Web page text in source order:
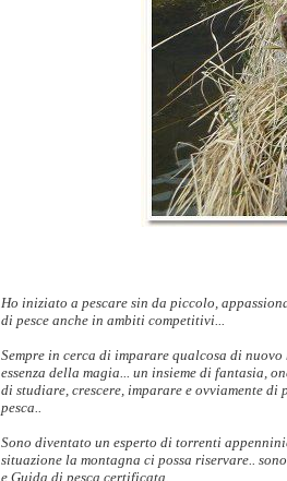
Ho iniziato a pescare sin da piccolo,
di pesce anche in ambiti competitivi...
Sempre in cerca di imparare qualcosa di
essenza della magia... un insieme di fantasia,
di studiare, crescere, imparare e ovviamente di
pesca..
Sono diventato un esperto di torrenti
situazione la montagna ci possa riservare..
e Guida di pesca certificata.